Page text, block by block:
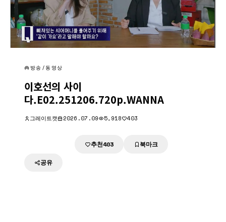
방송/동영상
이호선의 사이
다.E02.251206.720p.WANNA
그레이트캣 2026.07.09 5,918 403
추천403 북마크
공유